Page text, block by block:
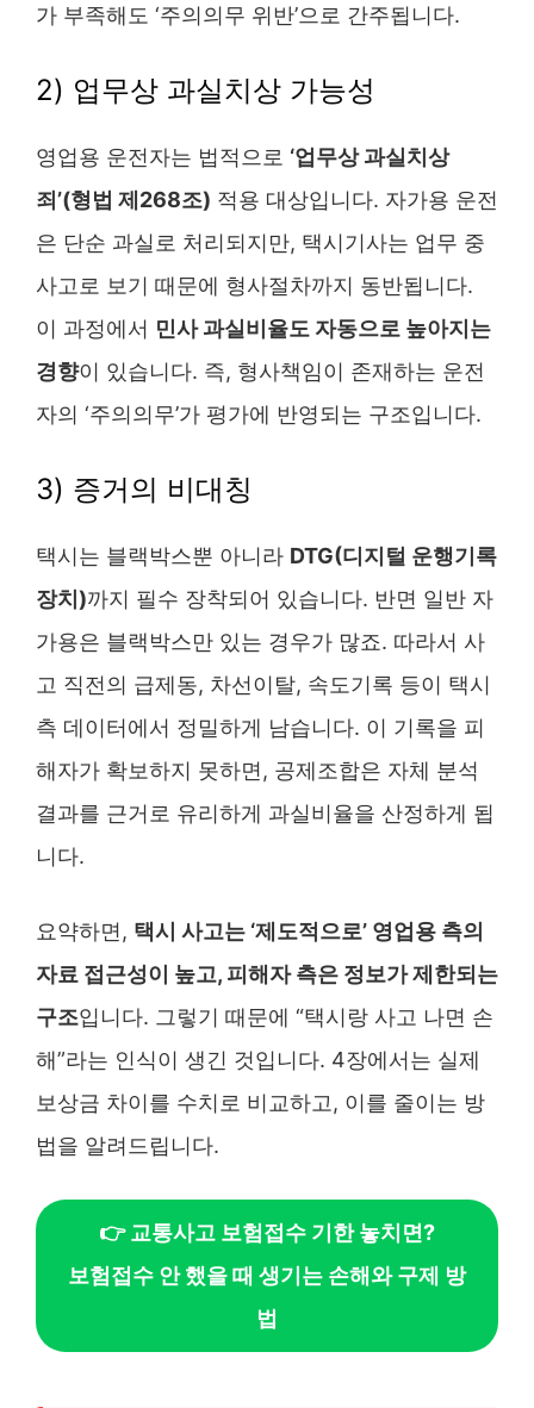
가 부족해도 ‘주의의무 위반’으로 간주됩니다.
2) 업무상 과실치상 가능성
영업용 운전자는 법적으로 ‘업무상 과실치상
죄’(형법 제268조) 적용 대상입니다. 자가용 운전
은 단순 과실로 처리되지만, 택시기사는 업무 중
사고로 보기 때문에 형사절차까지 동반됩니다.
이 과정에서 민사 과실비율도 자동으로 높아지는
경향이 있습니다. 즉, 형사책임이 존재하는 운전
자의 ‘주의의무’가 평가에 반영되는 구조입니다.
3) 증거의 비대칭
택시는 블랙박스뿐 아니라 DTG(디지털 운행기록
장치)까지 필수 장착되어 있습니다. 반면 일반 자
가용은 블랙박스만 있는 경우가 많죠. 따라서 사
고 직전의 급제동, 차선이탈, 속도기록 등이 택시
측 데이터에서 정밀하게 남습니다. 이 기록을 피
해자가 확보하지 못하면, 공제조합은 자체 분석
결과를 근거로 유리하게 과실비율을 산정하게 됩
니다.
요약하면, 택시 사고는 ‘제도적으로’ 영업용 측의
자료 접근성이 높고, 피해자 측은 정보가 제한되는
구조입니다. 그렇기 때문에 “택시랑 사고 나면 손
해”라는 인식이 생긴 것입니다. 4장에서는 실제
보상금 차이를 수치로 비교하고, 이를 줄이는 방
법을 알려드립니다.
👉 교통사고 보험접수 기한 놓치면?
보험접수 안 했을 때 생기는 손해와 구제 방
법